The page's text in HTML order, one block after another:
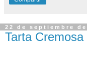
22 de septiembre de
Tarta